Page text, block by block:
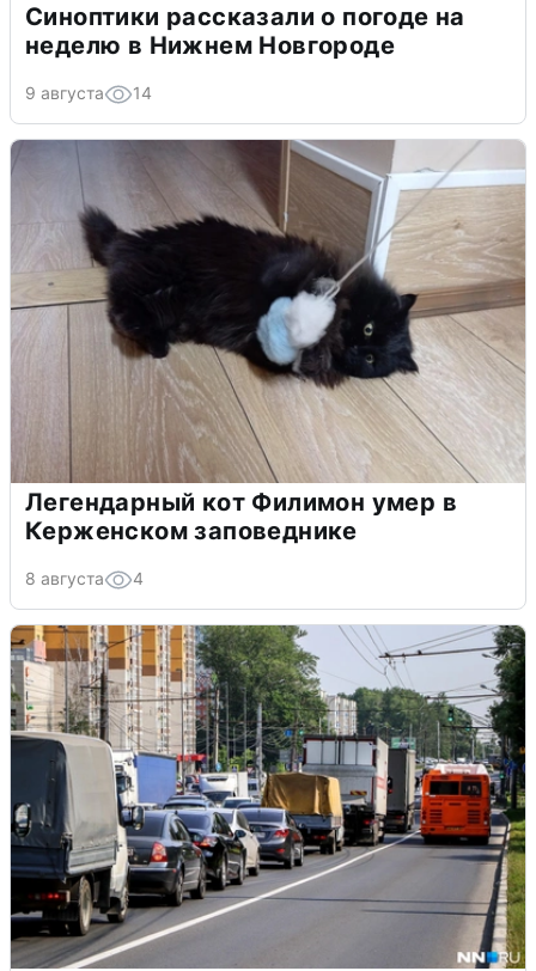
Синоптики рассказали о погоде на
неделю в Нижнем Новгороде
9 августа 14
Легендарный кот Филимон умер в
Керженском заповеднике
8 августа 4